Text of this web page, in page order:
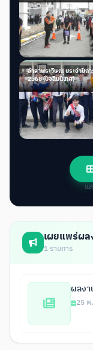
อำลาพระวิษณุ ประจำปีก
2568 (ปัจฉิมนิเทศ)
แ
เผยแพร่ผล
1 รายการ
ผลงา
25